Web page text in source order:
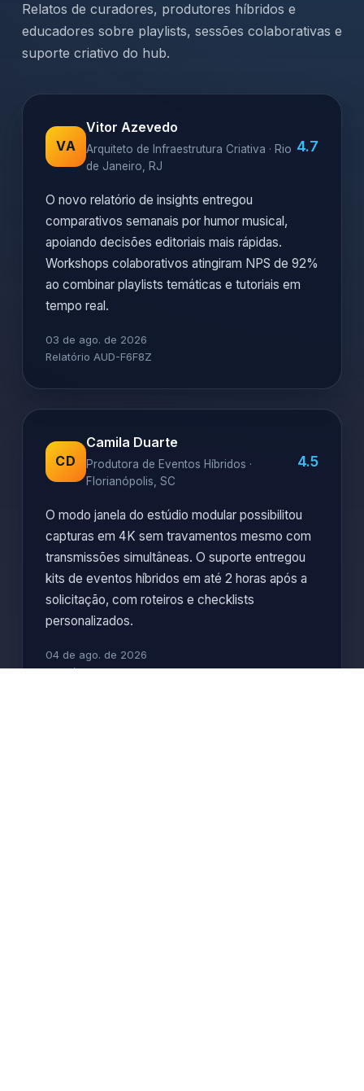
Relatos de curadores, produtores híbridos e
educadores sobre playlists, sessões colaborativas e
suporte criativo do hub.
VA
Vitor Azevedo
Arquiteto de Infraestrutura Criativa · Rio
de Janeiro, RJ
4.7
O novo relatório de insights entregou
comparativos semanais por humor musical,
apoiando decisões editoriais mais rápidas.
Workshops colaborativos atingiram NPS de 92%
ao combinar playlists temáticas e tutoriais em
tempo real.
03 de ago. de 2026
Relatório AUD-F6F8Z
CD
Camila Duarte
Produtora de Eventos Híbridos ·
Florianópolis, SC
4.5
O modo janela do estúdio modular possibilitou
capturas em 4K sem travamentos mesmo com
transmissões simultâneas. O suporte entregou
kits de eventos híbridos em até 2 horas após a
solicitação, com roteiros e checklists
personalizados.
04 de ago. de 2026
Relatório AUD-6WB0F